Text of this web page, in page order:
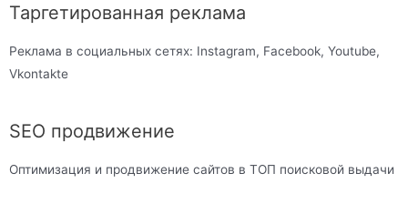
Таргетированная реклама
Реклама в социальных сетях: Instagram, Facebook, Youtube,
Vkontakte
SEO продвижение
Оптимизация и продвижение сайтов в ТОП поисковой выдачи